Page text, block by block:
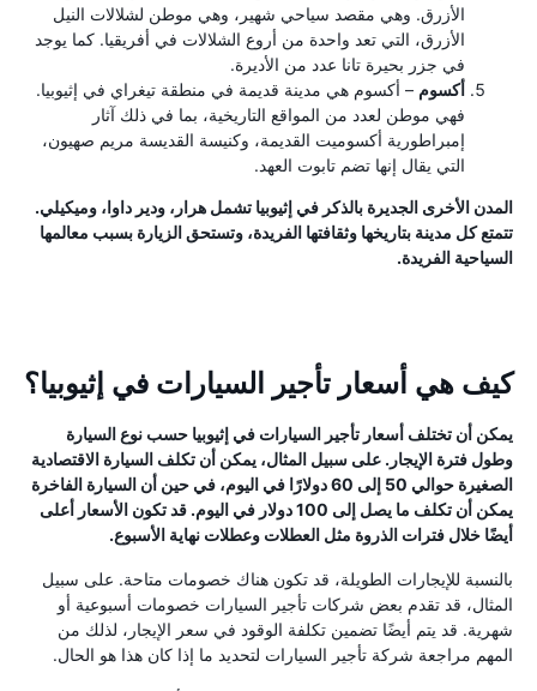
الأزرق. وهي مقصد سياحي شهير، وهي موطن لشلالات النيل
الأزرق، التي تعد واحدة من أروع الشلالات في أفريقيا. كما يوجد
في جزر بحيرة تانا عدد من الأديرة.
أكسوم – أكسوم هي مدينة قديمة في منطقة تيغراي في إثيوبيا.
فهي موطن لعدد من المواقع التاريخية، بما في ذلك آثار
إمبراطورية أكسوميت القديمة، وكنيسة القديسة مريم صهيون،
التي يقال إنها تضم ​​تابوت العهد.
المدن الأخرى الجديرة بالذكر في إثيوبيا تشمل هرار، ودير داوا، وميكيلي.
تتمتع كل مدينة بتاريخها وثقافتها الفريدة، وتستحق الزيارة بسبب معالمها
السياحية الفريدة.
كيف هي أسعار تأجير السيارات في إثيوبيا؟
يمكن أن تختلف أسعار تأجير السيارات في إثيوبيا حسب نوع السيارة
وطول فترة الإيجار. على سبيل المثال، يمكن أن تكلف السيارة الاقتصادية
الصغيرة حوالي 50 إلى 60 دولارًا في اليوم، في حين أن السيارة الفاخرة
يمكن أن تكلف ما يصل إلى 100 دولار في اليوم. قد تكون الأسعار أعلى
أيضًا خلال فترات الذروة مثل العطلات وعطلات نهاية الأسبوع.
بالنسبة للإيجارات الطويلة، قد تكون هناك خصومات متاحة. على سبيل
المثال، قد تقدم بعض شركات تأجير السيارات خصومات أسبوعية أو
شهرية. قد يتم أيضًا تضمين تكلفة الوقود في سعر الإيجار، لذلك من
المهم مراجعة شركة تأجير السيارات لتحديد ما إذا كان هذا هو الحال.